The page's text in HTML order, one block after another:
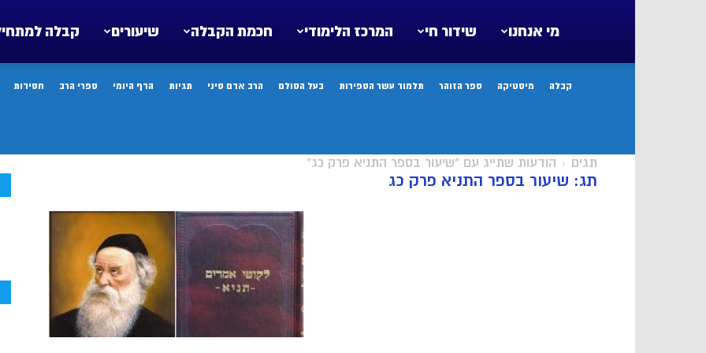
קבלה שיעורים חכמת הקבלה המרכז הלימודי שידור חי מי אנחנו
קבלה מיסטיקה ספר הזוהר תלמוד עשר הספירות בעל הסולם הרב אדם סיני תגיות הדף היומי ספרי הרב חסידות
תגים הודעות שתייג עם "שיעור בספר התניא פרק כג"
תג: שיעור בספר התניא פרק כג